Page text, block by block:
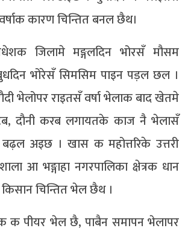
कारण चिन्तित बनल छैथ।
जिलामे मङ्गलदिन भोरसँ मौसम
भोरेसँ सिमसिम पाइन पड़ल छल ।
भेलोपर राइतसँ वर्षा भेलाक बाद खेतमे
दाैनी करब लगायतके काज नै भेलासँ
अइछ । खास क महोत्तरिके उत्तरी
आ भङ्गाहा नगरपालिका क्षेत्रक धान
चिन्तित भेल छैथ ।
क पीयर भेल छै, पाबैन समापन भेलापर